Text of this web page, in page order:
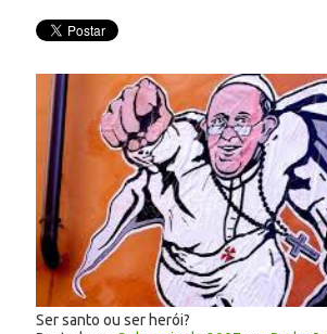
Ser santo ou ser herói?